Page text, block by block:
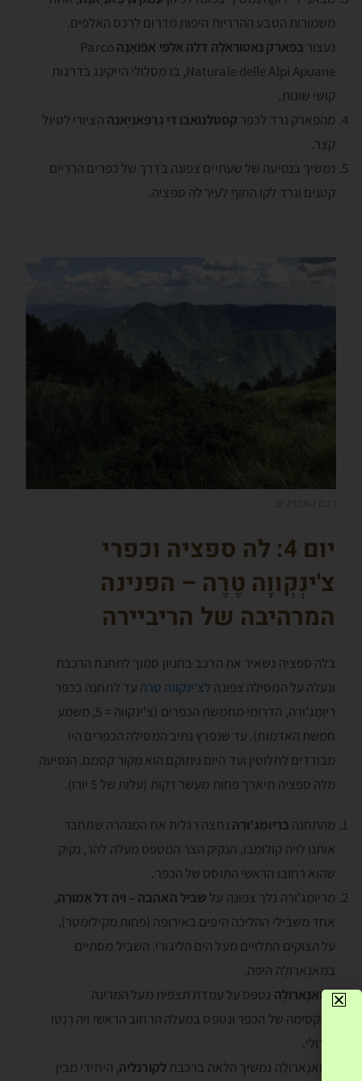
משמורות הטבע ההרריות היפות מדרום לרכס האלפים.
נעצור בפארק נאטוראלֶה דלה אלְפּי אפּואָנֶה Parco
Naturale delle Alpi Apuane, בו מסלולי הייקינג בדרגות
קושי שונות.
מהפארק נרד לכפר קסטלנואבו די גְרָפָאנְיָאנָה הציורי לטיול
קצר.
נמשיך בנסיעה של שעתיים צפונה בדרך של כפרים הרריים
קטנים ונרד לקו החוף לעיר לה ספציה.
יום 4: לה ספציה וכפרי
צ'ינְקְווָה טֶרֶה – הפנינה
המרהיבה של הריביירה
בלה ספציה נשאיר את הרכב בחניון סמוך לתחנת הרכבת
ונעלה על המסילה צפונה לצ'ינקווה טרה עד לתחנה בכפר
ריומֶג'ורֶה, הדרומי מחמשת הכפרים (צ'ינקווה = 5, משמע
חמשת האדמות). עד שנפרץ נתיב המסילה הכפרים היו
מבודדים לחלוטין ועד היום ניתוקם הוא מקור קסמם. הנסיעה
מלה ספציה תיארך פחות מעשר דקות (עלות של 5 יורו).
מהתחנה בריומֶג'ורֶה נחצה רגלית את המנהרה שתחבר
אותנו לויה קולומְבּו, הנקיק הצר המטפס מעלה להר, נקיק
שהוא רחובו הראשי התוסס של הכפר.
מריומֶג'ורֶה נלך צפונה על שביל האהבה – ויה דל אָמורֶה,
אחד משבילי ההליכה היפים באירופה (פחות מקילומטר),
על הצוקים התלויים מעל הים הליגורי. השביל מסתיים
במאנָארולָה היפה.
במאנָארולָה נטפס על עמדת תצפית מעל המרינה
המקסימה של הכפר ונטפס במעלה הרחוב הראשי ויה רֶנָטו
בּירולי.
ממאנָארולָה נמשיך הלאה ברכבתלקורנליה, היחידי מבין